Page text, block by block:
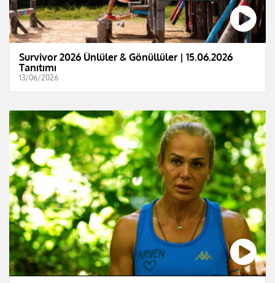
Survivor 2026 Ünlüler & Gönüllüler | 15.06.2026
Tanıtımı
13/06/2026